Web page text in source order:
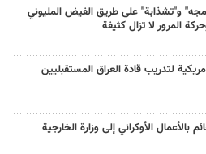
و"تشذابة" على طريق الفيض المليوني
المرور لا تزال كثيفة
لتدريب قادة العراق المستقبليين
بالأعمال الأوكراني إلى وزارة الخارجية